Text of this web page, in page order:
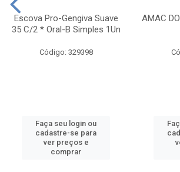
Escova Pro-Gengiva Suave
35 C/2 * Oral-B Simples 1Un
Código: 329398
Faça seu login ou
cadastre-se para
ver preços e
comprar
AMAC